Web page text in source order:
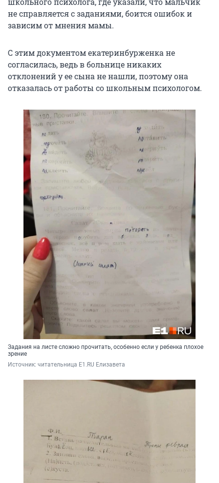
не справляется с заданиями, боится ошибок и
зависим от мнения мамы.
С этим документом екатеринбурженка не
согласилась, ведь в больнице никаких
отклонений у ее сына не нашли, поэтому она
отказалась от работы со школьным психологом.
Задания на листе сложно прочитать, особенно если у ребенка плохое
зрение
Источник: читательница E1.RU Елизавета